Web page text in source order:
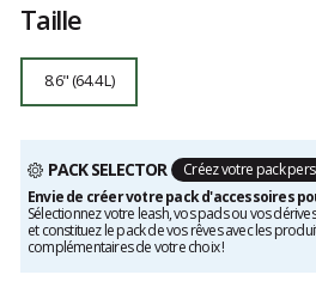
Taille
8.6" (64.4 L)
PACK SELECTOR
Créez votre pack
Envie de créer votre pack d'accessoires
Sélectionnez votre leash, vos pads ou vos
et constituez le pack de vos rêves avec les
complémentaires de votre choix !